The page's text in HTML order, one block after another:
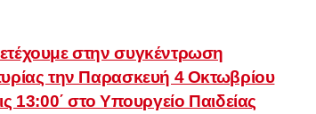
στην συγκέντρωση
την Παρασκευή 4 Οκτωβρίου
13:00΄ στο Υπουργείο Παιδείας